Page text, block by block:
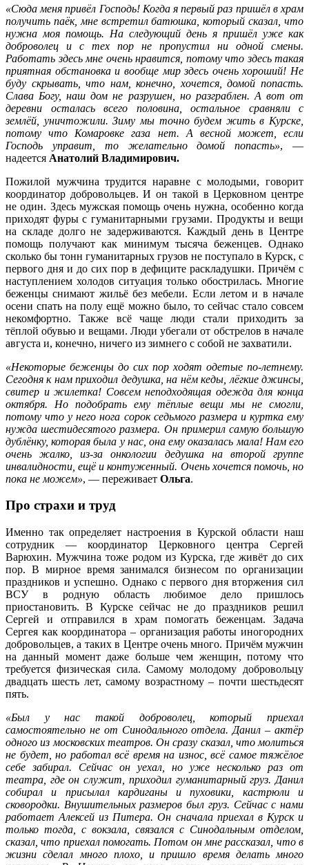
«Сюда меня привёл Господь! Когда я первый раз пришёл в храм
получить паёк, мне встретил батюшка, который сказал, что
нужна моя помощь. На следующий день я пришёл уже как
доброволец и с тех пор не пропустил ни одной смены.
Работать здесь мне очень нравится, потому что здесь такая
приятная обстановка и вообще мир здесь очень хороший! Не
буду скрывать, что нам, конечно, хочется, домой попасть.
Слава Богу, наш дом не разрушен, но разграблен. А вот от
деревни осталась всего половина, остальное сравняли с
землёй, уничтожили. Зиму мы точно будем жить в Курске,
потому что Комаровке газа нет. А весной может, если
Господь управит, то желательно домой попасть», —
надеется Анатолий Владимирович.
Пожилой мужчина трудится наравне с молодыми, говорит
координатор добровольцев. И он такой в Церковном центре
не один. Здесь мужская помощь очень нужна, особенно когда
приходят фуры с гуманитарными грузами. Продукты и вещи
на складе долго не задерживаются. Каждый день в Центре
помощь получают как минимум тысяча беженцев. Однако
сколько бы тонн гуманитарных грузов не поступало в Курск, с
первого дня и до сих пор в дефиците раскладушки. Причём с
наступлением холодов ситуация только обострилась. Многие
беженцы снимают жильё без мебели. Если летом и в начале
осени спать на полу ещё можно было, то сейчас стало совсем
некомфортно. Также всё чаще люди стали приходить за
тёплой обувью и вещами. Люди убегали от обстрелов в начале
августа и, конечно, ничего из зимнего с собой не захватили.
«Некоторые беженцы до сих пор ходят одетые по-летнему.
Сегодня к нам приходил дедушка, на нём кеды, лёгкие джинсы,
свитер и жилетка! Совсем неподходящая одежда для конца
октября. Но подобрать ему тёплые вещи мы не смогли,
потому что у него нога сорок седьмого размера и куртка ему
нужда шестидесятого размера. Он примерил самую большую
дублёнку, которая была у нас, она ему оказалась мала! Нам его
очень жалко, из-за онкологии дедушка на второй группе
инвалидности, ещё и контуженный. Очень хочется помочь, но
пока не можем», — переживает Ольга.
Про страхи и труд
Именно так определяет настроения в Курской области наш
сотрудник — координатор Церковного центра Сергей
Варюхин. Мужчина тоже родом из Курска, где живёт до сих
пор. В мирное время занимался бизнесом по организации
праздников и успешно. Однако с первого дня вторжения сил
ВСУ в родную область любимое дело пришлось
приостановить. В Курске сейчас не до праздников решил
Сергей и отправился в храм помогать беженцам. Задача
Сергея как координатора – организация работы иногородних
добровольцев, а таких в Центре очень много. Причём мужчин
на данный момент даже больше чем женщин, потому что
требуется физическая сила. Самому молодому добровольцу
двадцать шесть лет, самому возрастному – почти шестьдесят
пять.
«Был у нас такой доброволец, который приехал
самостоятельно не от Синодального отдела. Данил – актёр
одного из московских театров. Он сразу сказал, что молиться
не будет, но работал всё время на износ, всё самое тяжёлое
себе забирал. Сейчас он уехал, но уже несколько раз от
театра, где он служит, приходил гуманитарный груз. Данил
собирал и присылал кардиганы и пуховики, кастрюли и
сковородки. Внушительных размеров был груз. Сейчас с нами
работает Алексей из Питера. Он сначала приехал в Курск и
только тогда, с вокзала, связался с Синодальным отделом,
сказал, что приехал помогать. Потом он мне рассказал, что в
жизни сделал много плохо, и пришло время делать много